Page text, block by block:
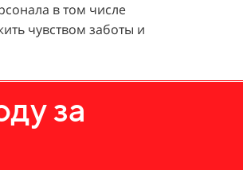
в том числе
чувством заботы и
за